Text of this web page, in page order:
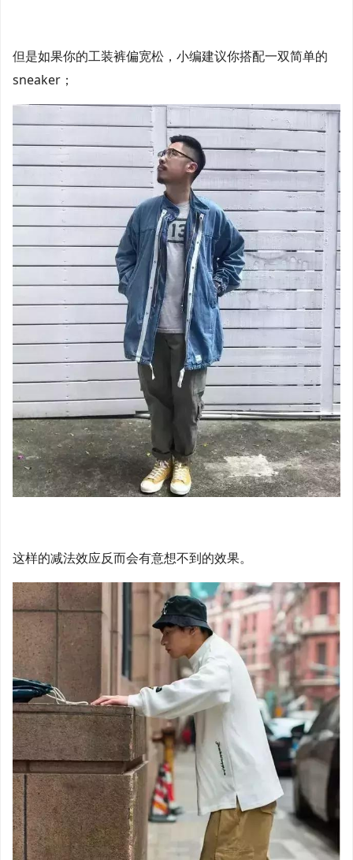
但是如果你的工装裤偏宽松，小编建议你搭配一双简单的
sneaker；
这样的减法效应反而会有意想不到的效果。